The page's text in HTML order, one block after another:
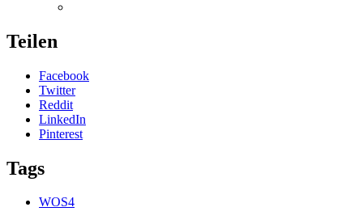
Teilen
Facebook
Twitter
Reddit
LinkedIn
Pinterest
Tags
WOS4